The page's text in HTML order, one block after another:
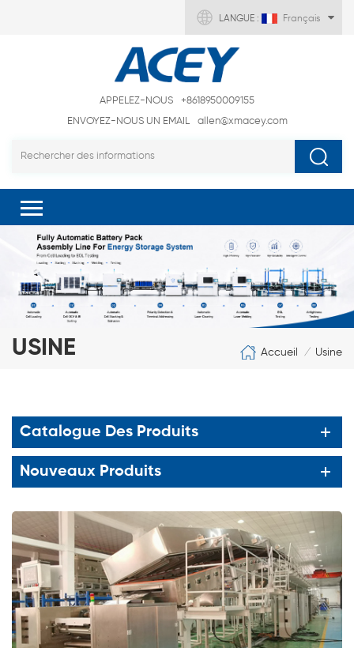
LANGUE : Français
APPELEZ-NOUS
+8618950009155
ENVOYEZ-NOUS UN EMAIL
allen@xmacey.com
USINE Accueil / Usine
Catalogue Des Produits
Nouveaux Produits